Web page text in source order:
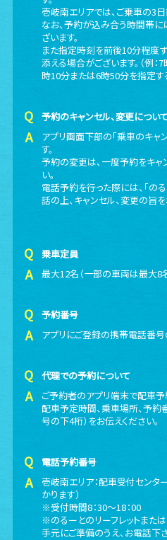
壱岐南エリアでは、ご乗車の3
なお、予約が込み合う時間帯
ざいます。
また指定時刻を前後10分程度
添える場合がございます。（例
時10分または6時50分を指定す
予約のキャンセル、変更について
アプリ画面下部の「乗車のキャ
す。
予約の変更は、一度予約をキャ
い。
電話予約を行った際には、「の
話の上、キャンセル、変更の旨を
乗車定員
最大12名（一部の車両は最大8
予約番号
アプリにご登録の携帯電話番
代理での予約について
ご予約者のアプリ端末で配車予
配車予定時間、乗車場所、予
号の下4桁）をお伝えください。
電話予約番号
壱岐南エリア：配車受付セン
かります）
※受付時間8：30～18：00
※のるーとのリーフレットまた
手元にご準備のうえ、お電話下さ